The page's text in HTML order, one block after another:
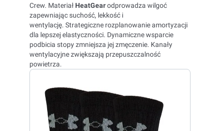
Crew. Materiał HeatGearodprowadza wilgoć
zapewniając suchość, lekkość i
wentylację. Strategiczne rozplanowanie amortyzacji
dla lepszej elastyczności. Dynamiczne wsparcie
podbicia stopy zmniejsza jej zmęczenie. Kanały
wentylacyjne zwiększają przepuszczalność
powietrza.